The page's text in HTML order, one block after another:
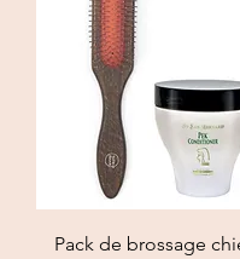
Pack de brossage